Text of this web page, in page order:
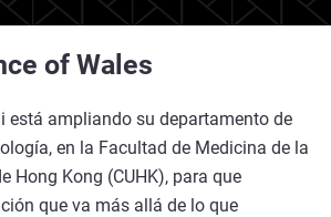
of Wales
está ampliando su departamento de
en la Facultad de Medicina de la
Hong Kong (CUHK), para que
que va más allá de lo que